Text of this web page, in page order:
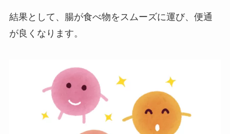
結果として、腸が食べ物をスムーズに運び、便通
が良くなります。